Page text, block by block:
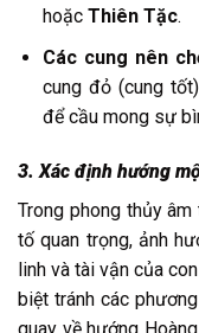
hoặc Thiên Tặc.
Các cung nên
cung đỏ (cung
để cầu mong sự
3. Xác định hướng
Trong phong thủy âm
tố quan trọng, ảnh
linh và tài vận của
biệt tránh các